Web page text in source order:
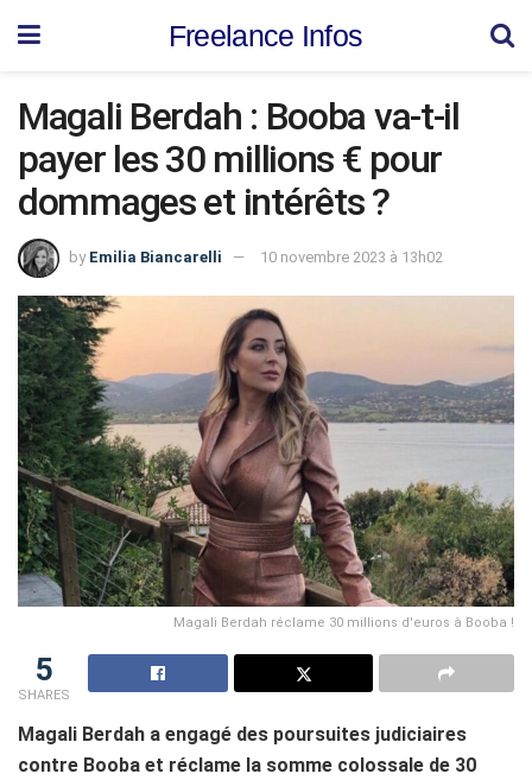
Freelance Infos
Magali Berdah : Booba va-t-il
payer les 30 millions € pour
dommages et intérêts ?
by Emilia Biancarelli 10 novembre 2023 à 13h02
Magali Berdah réclame 30 millions d'euros à Booba !
5
SHARES
Magali Berdah a engagé des poursuites judiciaires
contre Booba et réclame la somme colossale de 30